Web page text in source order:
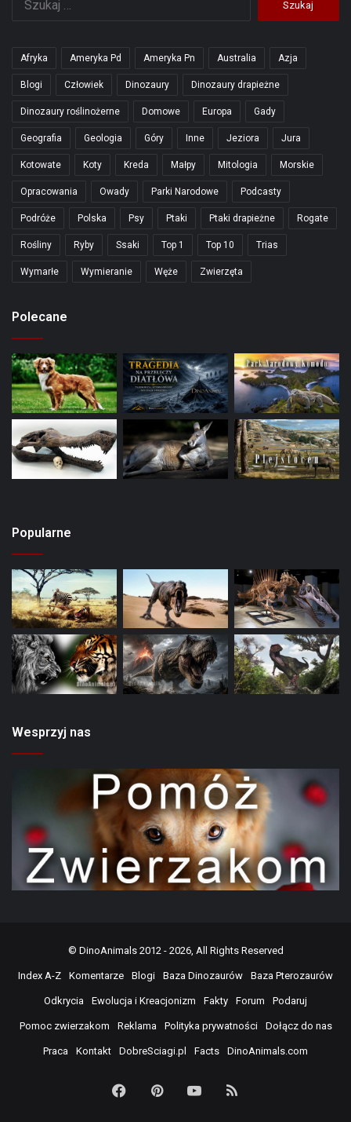
Afryka Ameryka Pd Ameryka Pn Australia Azja
Blogi Człowiek Dinozaury Dinozaury drapieżne
Dinozaury roślinożerne Domowe Europa Gady
Geografia Geologia Góry Inne Jeziora Jura
Kotowate Koty Kreda Małpy Mitologia Morskie
Opracowania Owady Parki Narodowe Podcasty
Podróże Polska Psy Ptaki Ptaki drapieżne Rogate
Rośliny Ryby Ssaki Top 1 Top 10 Trias
Wymarłe Wymieranie Węże Zwierzęta
Polecane
Popularne
Wesprzyj nas
© DinoAnimals2012 - 2026, All Rights Reserved
Index A-Z Komentarze Blogi Baza Dinozaurów Baza Pterozaurów
Odkrycia Ewolucja i Kreacjonizm Fakty Forum Podaruj
Pomoc zwierzakom Reklama Polityka prywatności Dołącz do nas
Praca Kontakt DobreSciagi.pl Facts DinoAnimals.com
FacebookPinterestYouTube
RSS